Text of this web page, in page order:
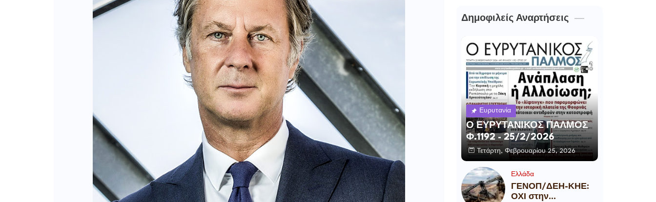
Δημοφιλείς Αναρτήσεις
Ευρυτανία
Ο ΕΥΡΥΤΑΝΙΚΟΣ ΠΑΛΜΟΣ
Φ.1192 - 25/2/2026
Τετάρτη, Φεβρουαρίου 25, 2026
Ελλάδα
ΓΕΝΟΠ/ΔΕΗ-ΚΗΕ:
ΟΧΙ στην